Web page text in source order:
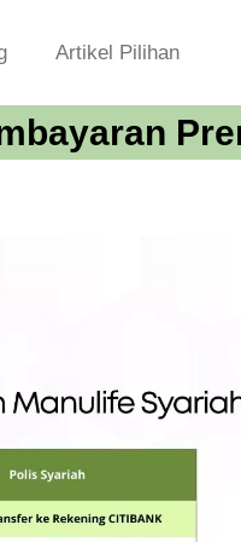
Artikel Pilihan